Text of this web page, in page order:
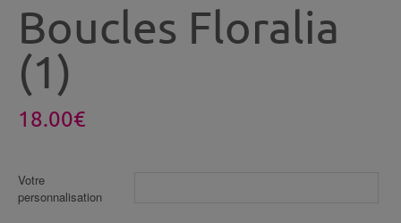
Boucles Floralia
(1)
18.00€
Votre
personnalisation